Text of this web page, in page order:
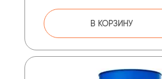
В КОРЗИНУ